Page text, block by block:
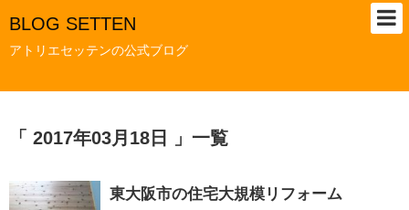
BLOG SETTEN
アトリエセッテンの公式ブログ
「 2017年03月18日 」一覧
東大阪市の住宅大規模リフォーム